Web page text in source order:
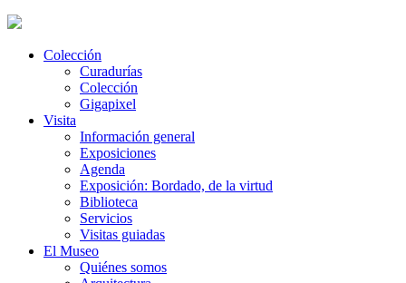
Colección
Curadurías
Colección
Gigapixel
Visita
Información general
Exposiciones
Agenda
Exposición: Bordado, de la virtud
Biblioteca
Servicios
Visitas guiadas
El Museo
Quiénes somos